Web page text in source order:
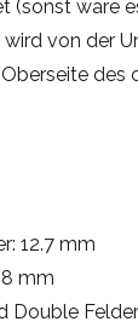
(sonst wäre
von der
des
12.7 mm
mm
Double